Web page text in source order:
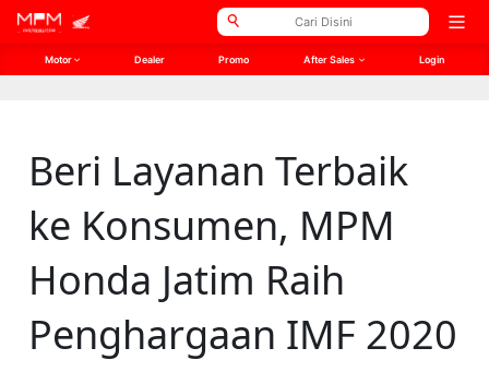
// Open Graph Meta // Twitter Meta
Open
Motor Dealer Promo After Sales Login
Beri Layanan Terbaik
ke Konsumen, MPM
Honda Jatim Raih
Penghargaan IMF 2020